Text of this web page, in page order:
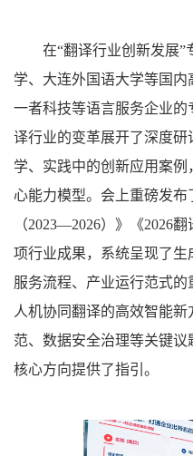
在“翻译行业创新发展
学、大连外国语大学等国
一者科技等语言服务企业
译行业的变革展开了深度
学、实践中的创新应用案
心能力模型。会上重磅发
（2023—2026）》《2026
项行业成果，系统呈现了
服务流程、产业运行范式
人机协同翻译的高效智能
范、数据安全治理等关键
核心方向提供了指引。